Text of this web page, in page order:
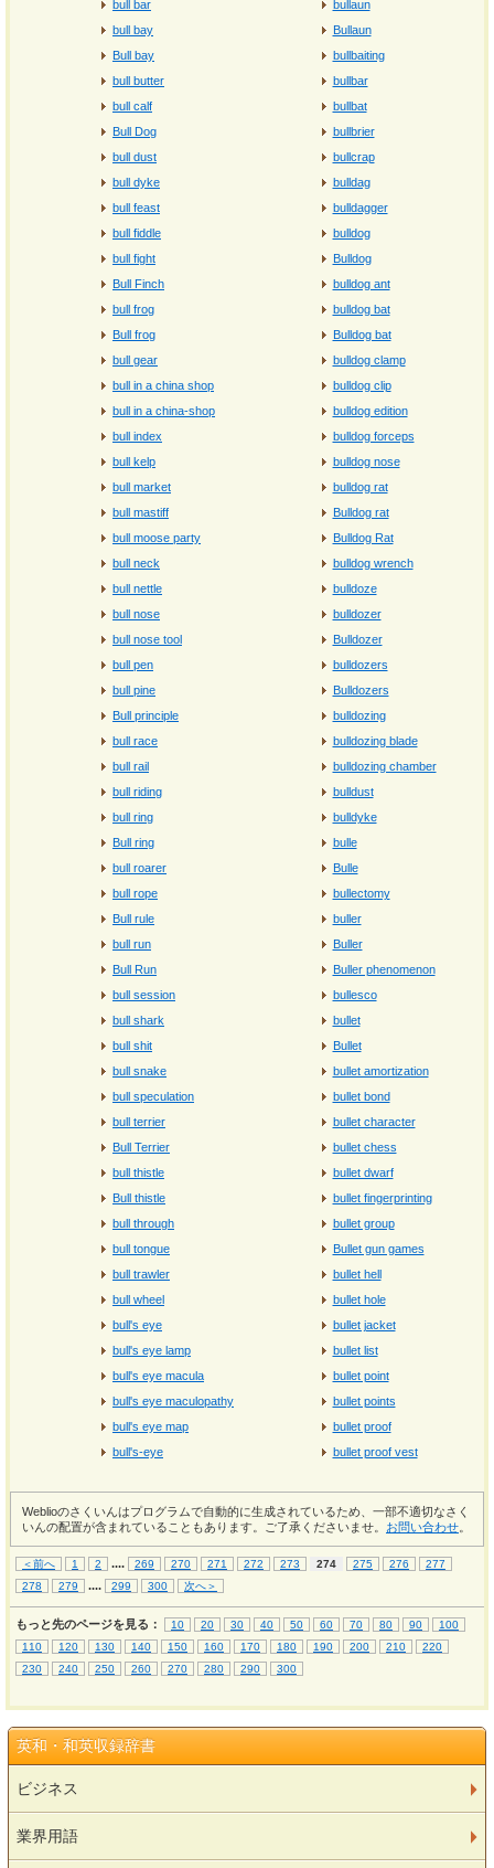
bull bar
bull bay
Bull bay
bull butter
bull calf
Bull Dog
bull dust
bull dyke
bull feast
bull fiddle
bull fight
Bull Finch
bull frog
Bull frog
bull gear
bull in a china shop
bull in a china-shop
bull index
bull kelp
bull market
bull mastiff
bull moose party
bull neck
bull nettle
bull nose
bull nose tool
bull pen
bull pine
Bull principle
bull race
bull rail
bull riding
bull ring
Bull ring
bull roarer
bull rope
Bull rule
bull run
Bull Run
bull session
bull shark
bull shit
bull snake
bull speculation
bull terrier
Bull Terrier
bull thistle
Bull thistle
bull through
bull tongue
bull trawler
bull wheel
bull's eye
bull's eye lamp
bull's eye macula
bull's eye maculopathy
bull's eye map
bull's-eye
bullaun
Bullaun
bullbaiting
bullbar
bullbat
bullbrier
bullcrap
bulldag
bulldagger
bulldog
Bulldog
bulldog ant
bulldog bat
Bulldog bat
bulldog clamp
bulldog clip
bulldog edition
bulldog forceps
bulldog nose
bulldog rat
Bulldog rat
Bulldog Rat
bulldog wrench
bulldoze
bulldozer
Bulldozer
bulldozers
Bulldozers
bulldozing
bulldozing blade
bulldozing chamber
bulldust
bulldyke
bulle
Bulle
bullectomy
buller
Buller
Buller phenomenon
bullesco
bullet
Bullet
bullet amortization
bullet bond
bullet character
bullet chess
bullet dwarf
bullet fingerprinting
bullet group
Bullet gun games
bullet hell
bullet hole
bullet jacket
bullet list
bullet point
bullet points
bullet proof
bullet proof vest
Weblioのさくいんはプログラムで自動的に生成されているため、一部不適切なさく
いんの配置が含まれていることもあります。ご了承くださいませ。 お問い合わせ
＜前へ 1 2 .... 269 270 271 272 273 274 275 276
277
278
279 .... 299 300 次へ＞
もっと先のページを見る： 10 20 30 40 50 60 70 80 90
100
110
120 130 140 150 160 170 180 190 200 210
220
230
240 250 260 270 280 290 300
英和・和英収録辞書
ビジネス
業界用語